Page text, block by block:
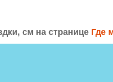
см на странице Где